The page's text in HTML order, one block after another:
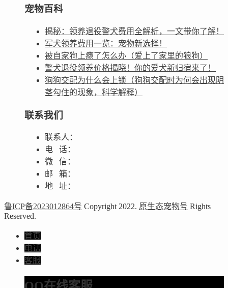
宠物百科
揭秘：领养退役警犬费用全解析，一文带你了解！
军犬领养费用一览：宠物新选择！
被自家狗上瘾了怎么办（爱上了家里的狼狗）
警犬退役领养价格揭晓！你的爱犬新归宿来了！
狗狗交配为什么会上锁（狗狗交配时为何会出现阴
茎勾住的现象，科学解释）
联系我们
联系人：
电 话：
微 信：
邮 箱：
地 址：
鲁ICP备2023012864号 Copyright 2022. 原生态宠物号 Rights
Reserved.
首页
电话
客服